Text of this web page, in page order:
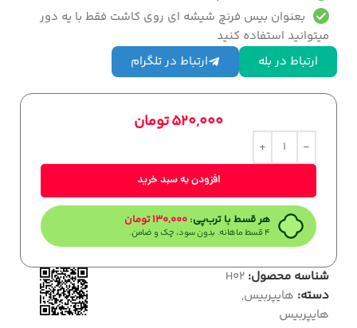
بعنوان بیس فرنچ شیشه ای روی کاشت فقط با یه دور
میتوانید استفاده کنید
ارتباط در بله
ارتباط در تلگرام
520,000تومان
افزودن به سبد خرید
هر قسط با ترب‌پی: 130,000تومان
۴ قسط ماهانه. بدون سود، چک و ضامن.
شناسه محصول: H02
دسته: هایپربیس,
هایپربیس